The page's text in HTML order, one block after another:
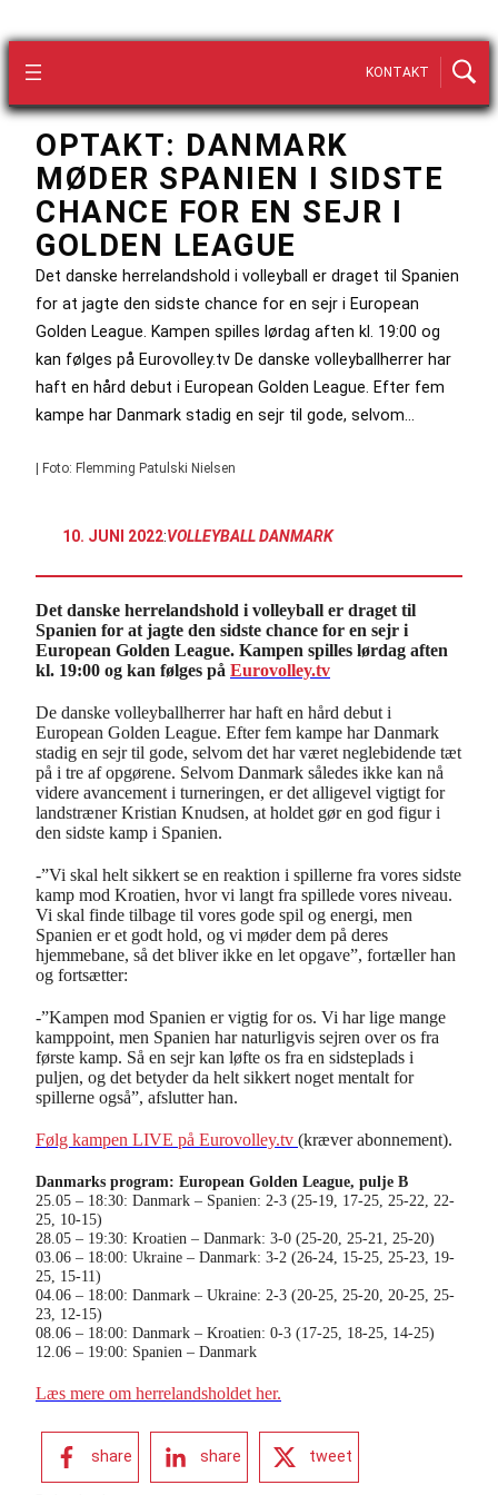
KONTAKT
OPTAKT: DANMARK
MØDER SPANIEN I SIDSTE
CHANCE FOR EN SEJR I
GOLDEN LEAGUE
Det danske herrelandshold i volleyball er draget til Spanien
for at jagte den sidste chance for en sejr i European
Golden League. Kampen spilles lørdag aften kl. 19:00 og
kan følges på Eurovolley.tv De danske volleyballherrer har
haft en hård debut i European Golden League. Efter fem
kampe har Danmark stadig en sejr til gode, selvom…
| Foto: Flemming Patulski Nielsen
10. JUNI 2022:VOLLEYBALL DANMARK
Det danske herrelandshold i volleyball er draget til
Spanien for at jagte den sidste chance for en sejr i
European Golden League. Kampen spilles lørdag aften
kl. 19:00 og kan følges på Eurovolley.tv
De danske volleyballherrer har haft en hård debut i
European Golden League. Efter fem kampe har Danmark
stadig en sejr til gode, selvom det har været neglebidende tæt
på i tre af opgørene. Selvom Danmark således ikke kan nå
videre avancement i turneringen, er det alligevel vigtigt for
landstræner Kristian Knudsen, at holdet gør en god figur i
den sidste kamp i Spanien.
-”Vi skal helt sikkert se en reaktion i spillerne fra vores sidste
kamp mod Kroatien, hvor vi langt fra spillede vores niveau.
Vi skal finde tilbage til vores gode spil og energi, men
Spanien er et godt hold, og vi møder dem på deres
hjemmebane, så det bliver ikke en let opgave”, fortæller han
og fortsætter:
-”Kampen mod Spanien er vigtig for os. Vi har lige mange
kamppoint, men Spanien har naturligvis sejren over os fra
første kamp. Så en sejr kan løfte os fra en sidsteplads i
puljen, og det betyder da helt sikkert noget mentalt for
spillerne også”, afslutter han.
Følg kampen LIVE på Eurovolley.tv (kræver abonnement).
Danmarks program: European Golden League, pulje B
25.05 – 18:30: Danmark – Spanien: 2-3 (25-19, 17-25, 25-22, 22-
25, 10-15)
28.05 – 19:30: Kroatien – Danmark: 3-0 (25-20, 25-21, 25-20)
03.06 – 18:00: Ukraine – Danmark: 3-2 (26-24, 15-25, 25-23, 19-
25, 15-11)
04.06 – 18:00: Danmark – Ukraine: 2-3 (20-25, 25-20, 20-25, 25-
23, 12-15)
08.06 – 18:00: Danmark – Kroatien: 0-3 (17-25, 18-25, 14-25)
12.06 – 19:00: Spanien – Danmark
Læs mere om herrelandsholdet her.
share share tweet